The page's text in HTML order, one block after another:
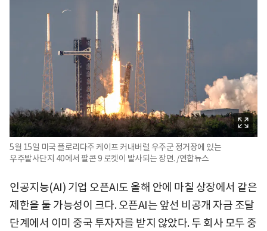
5월 15일 미국 플로리다주 케이프 커내버럴 우주군 정거장에 있는
우주발사단지 40에서 팔콘 9 로켓이 발사되는 장면. /연합뉴스
인공지능(AI) 기업 오픈AI도 올해 안에 마칠 상장에서 같은
제한을 둘 가능성이 크다. 오픈AI는 앞선 비공개 자금 조달
단계에서 이미 중국 투자자를 받지 않았다. 두 회사 모두 중